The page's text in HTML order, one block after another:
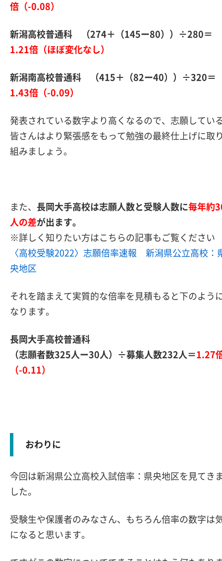
倍（-0.08）
新潟高校普通科 （274＋（145ー80））÷280＝
1.21倍（ほぼ変化なし）
新潟南高校普通科 （415＋（82ー40））÷320＝
1.43倍（-0.09）
発表されている数字より高くなるので、志願してい
皆さんはより緊張感をもって勉強の最終仕上げに取
組みましょう。
また、 長岡大手高校は志願人数と受験人数に毎年約
人の差が出ます。
※詳しく知りたい方はこちらの記事もご覧ください
〈高校受験2022〉志願倍率速報 新潟県公立高校：
央地区
それを踏まえて実質的な倍率を見積もると下のよう
なります。
長岡大手高校普通科
（志願者数325人ー30人）÷募集人数232人＝ 1.27
（-0.11）
おわりに
今回は新潟県公立高校入試倍率：県央地区を見てき
した。
受験生や保護者のみなさん、もちろん倍率の数字は
になると思います。